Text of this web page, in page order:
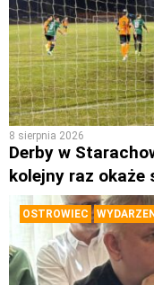
8 sierpnia 2026
Derby w
kolejny raz okaże
OSTROWIEC